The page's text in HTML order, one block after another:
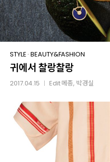
귀에서
찰랑찰랑
STYLE ·BEAUTY&FASHION
귀에서 찰랑찰랑
2017.04.15 Edit메종, 박경실